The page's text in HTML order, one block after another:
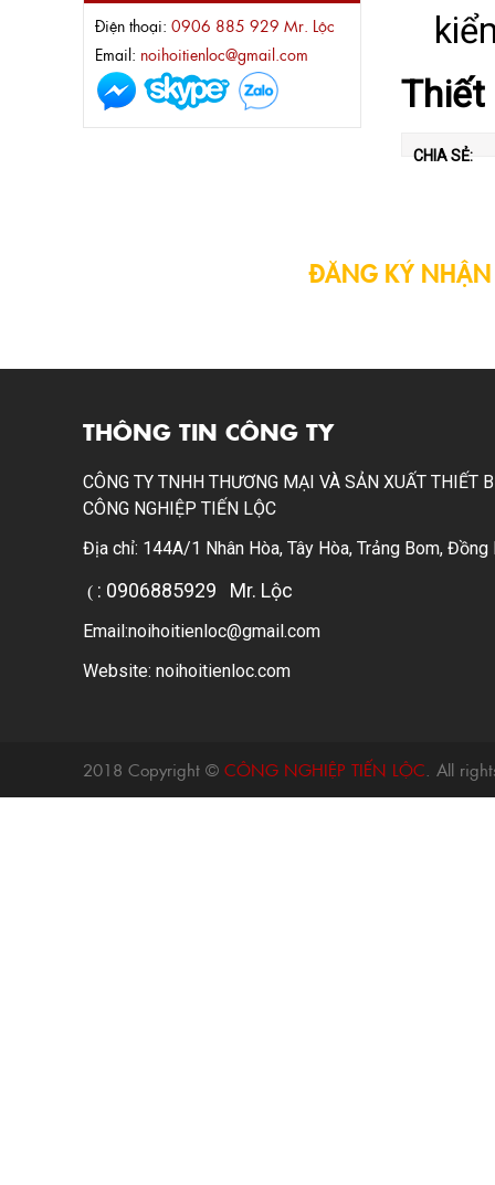
Thiết
CHIA SẺ:
Điện thoại: 0906 885 929 Mr. Lộc
Email: noihoitienloc@gmail.com
ĐĂNG KÝ
THÔNG TIN CÔNG TY
CÔNG TY TNHH THƯƠNG MẠI VÀ SẢN XUẤT THIẾT
CÔNG NGHIỆP TIẾN LỘC
Địa chỉ: 144A/1 Nhân Hòa, Tây Hòa, Trảng Bom, Đồng
(: 0906885929 Mr. Lộc
Email:noihoitienloc@gmail.com
Website: noihoitienloc.com
2018 Copyright © CÔNG NGHIỆP TIẾN LỘC. All